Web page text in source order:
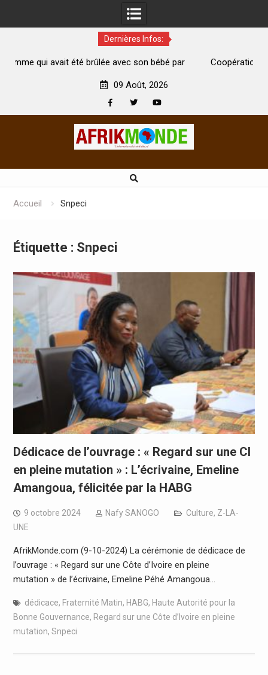
Dernières Infos:
avec son bébé par
Coopération: Le ministre Indien Kirti
09 Août, 2026
Accueil Snpeci
Étiquette : Snpeci
Dédicace de l’ouvrage : « Regard sur une CI
en pleine mutation » : L’écrivaine, Emeline
Amangoua, félicitée par la HABG
9 octobre 2024 Nafy SANOGO Culture, Z-LA-
UNE
AfrikMonde.com (9-10-2024) La cérémonie de dédicace de
l’ouvrage : « Regard sur une Côte d’Ivoire en pleine
mutation » de l’écrivaine, Emeline Péhé Amangoua…
dédicace, Fraternité Matin, HABG, Haute Autorité pour la
Bonne Gouvernance, Regard sur une Côte d’Ivoire en pleine
mutation, Snpeci